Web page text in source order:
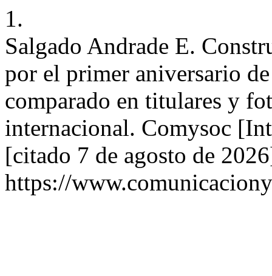
1.
Salgado Andrade E.
por el primer aniversario
comparado en titulares y
internacional. Comysoc
[citado 7 de agosto de
https://